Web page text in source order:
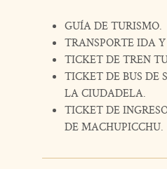
GUÍA DE TURISMO.
TRANSPORTE IDA
TICKET DE TREN
TICKET DE BUS DE
LA CIUDADELA.
TICKET DE
DE MACHUPICCHU.